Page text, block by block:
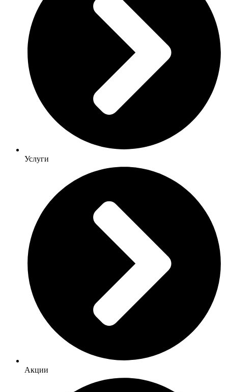
Услуги
Акции